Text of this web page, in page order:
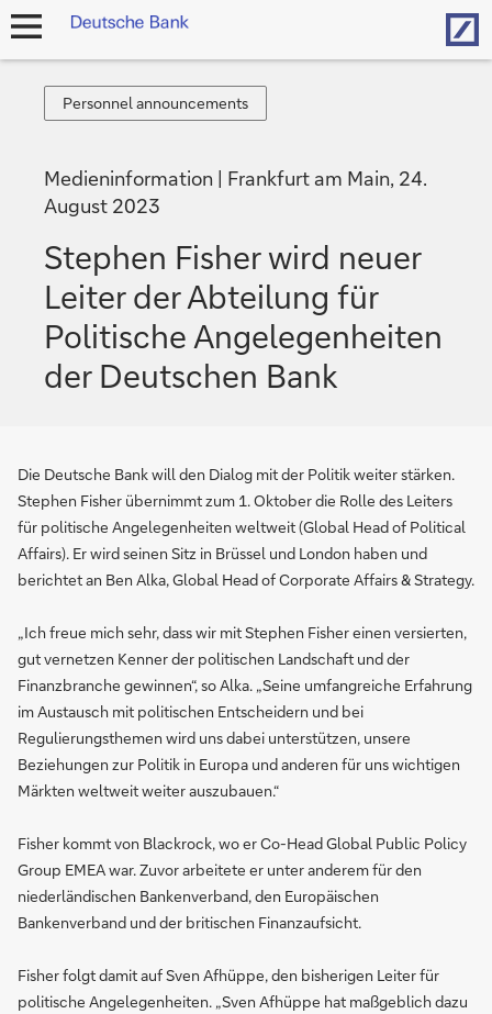
Navigation
Personnel
announcements
Personnel announcements
Medieninformation Frankfurt am Main, 24.
August 2023
Stephen Fisher wird neuer
Leiter der Abteilung für
Politische Angelegenheiten
der Deutschen Bank
Die Deutsche Bank will den Dialog mit der Politik weiter stärken.
Stephen Fisher übernimmt zum 1. Oktober die Rolle des Leiters
für politische Angelegenheiten weltweit (Global Head of Political
Affairs). Er wird seinen Sitz in Brüssel und London haben und
berichtet an Ben Alka, Global Head of Corporate Affairs & Strategy.
„Ich freue mich sehr, dass wir mit Stephen Fisher einen versierten,
gut vernetzen Kenner der politischen Landschaft und der
Finanzbranche gewinnen“, so Alka. „Seine umfangreiche Erfahrung
im Austausch mit politischen Entscheidern und bei
Regulierungsthemen wird uns dabei unterstützen, unsere
Beziehungen zur Politik in Europa und anderen für uns wichtigen
Märkten weltweit weiter auszubauen.“
Fisher kommt von Blackrock, wo er Co-Head Global Public Policy
Group EMEA war. Zuvor arbeitete er unter anderem für den
niederländischen Bankenverband, den Europäischen
Bankenverband und der britischen Finanzaufsicht.
Fisher folgt damit auf Sven Afhüppe, den bisherigen Leiter für
politische Angelegenheiten. „Sven Afhüppe hat maßgeblich dazu